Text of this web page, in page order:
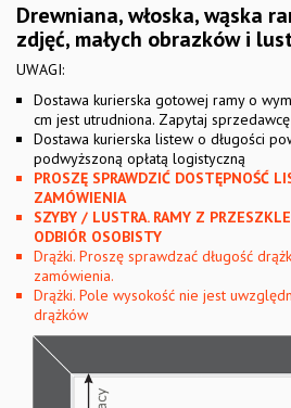
Drewniana, włoska, wąska
zdjęć, małych obrazków i
UWAGI:
Dostawa kurierska gotowej ramy o
cm jest utrudniona. Zapytaj sprzedawcę
Dostawa kurierska listew o długości
podwyższoną opłatą logistyczną
PROSZĘ SPRAWDZIĆ DOSTĘPNOŚĆ
ZAMÓWIENIA
SZYBY / LUSTRA. RAMY Z
ODBIÓR OSOBISTY
Drążki. Proszę sprawdzać długość
zamówienia.
Drążki. Pole wysokość nie jest
drążków